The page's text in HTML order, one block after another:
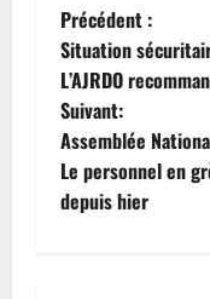
N
a
v
i
Précédent :
Situation
L’AJRDO
Suivant:
Assemblée
Le personnel en
depuis hier